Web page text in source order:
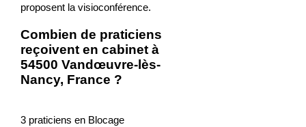
proposent la visioconférence.
Combien de praticiens
reçoivent en cabinet à
54500 Vandœuvre-lès-
Nancy, France ?
3 praticiens en Blocage